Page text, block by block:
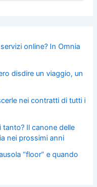
online? In Omnia
disdire un viaggio, un
nei contratti di tutti i
Il canone delle
nei prossimi anni
“floor” e quando